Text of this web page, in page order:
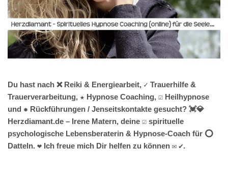
Du hast nach ❌ Reiki & Energiearbeit, ✓ Trauerhilfe &
Trauerverarbeitung, ★ Hypnose Coaching, ☑️ Heilhypnose
und ✹ Rückführungen / Jenseitskontakte gesucht? 💓️💎
Herzdiamant.de – Irene Matern, deine ☑️ spirituelle
psychologische Lebensberaterin & Hypnose-Coach für ⭕
Datteln. ❤ Ich freue mich Dir helfen zu können ✉ ✔.